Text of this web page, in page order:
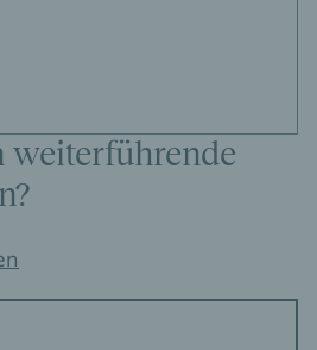
weiterführende